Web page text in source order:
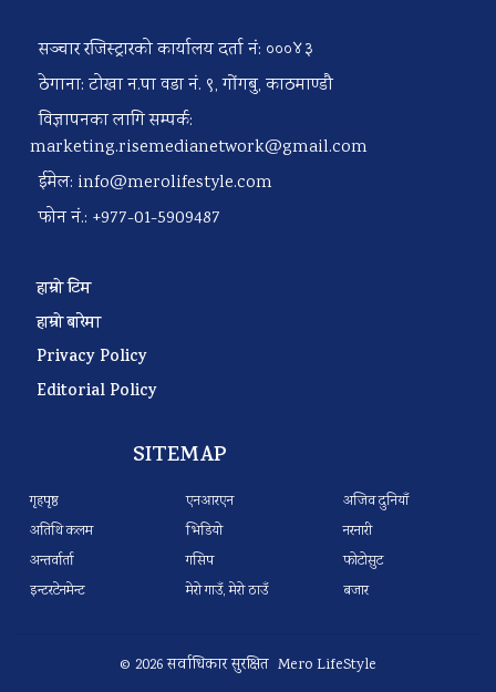
सञ्चार रजिस्ट्रारको कार्यालय दर्ता नं: ०००४३
ठेगाना: टोखा न.पा वडा नं. ९, गोंगबु, काठमाण्डौ
विज्ञापनका लागि सम्पर्क:
marketing.risemedianetwork@gmail.com
ईमेल: info@merolifestyle.com
फोन नं.: +977-01-5909487
हाम्रो टिम
हाम्रो बारेमा
Privacy Policy
Editorial Policy
SITEMAP
गृहपृष्ठ
अतिथि कलम
अन्तर्वार्ता
इन्टरटेनमेन्ट
एनआरएन
भिडियो
गसिप
मेरो गाउँ, मेरो ठाउँ
अजिव दुनियाँ
नरनारी
फोटोसुट
बजार
© 2026 सर्वाधिकार सुरक्षित Mero LifeStyle